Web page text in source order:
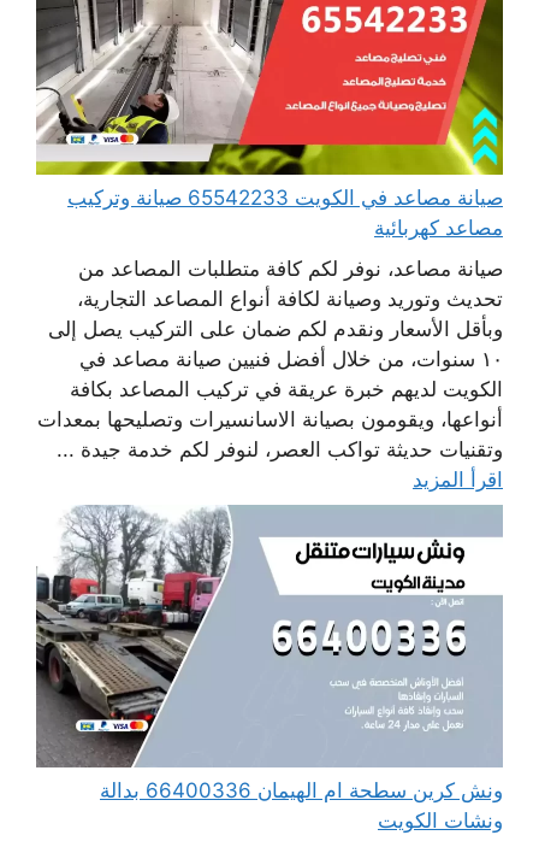
صيانة مصاعد في الكويت 65542233 صيانة وتركيب
مصاعد كهربائية
صيانة مصاعد، نوفر لكم كافة متطلبات المصاعد من
تحديث وتوريد وصيانة لكافة أنواع المصاعد التجارية،
وبأقل الأسعار ونقدم لكم ضمان على التركيب يصل إلى
١٠ سنوات، من خلال أفضل فنيين صيانة مصاعد في
الكويت لديهم خبرة عريقة في تركيب المصاعد بكافة
أنواعها، ويقومون بصيانة الاسانسيرات وتصليحها بمعدات
وتقنيات حديثة تواكب العصر، لنوفر لكم خدمة جيدة ...
اقرأ المزيد
ونش كرين سطحة ام الهيمان 66400336 بدالة
ونشات الكويت